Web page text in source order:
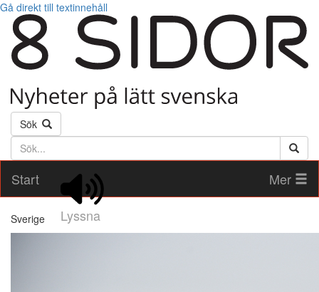
Gå direkt till textinnehåll
Sök
Söktext
Start
Lyssna
Mer
Sverige